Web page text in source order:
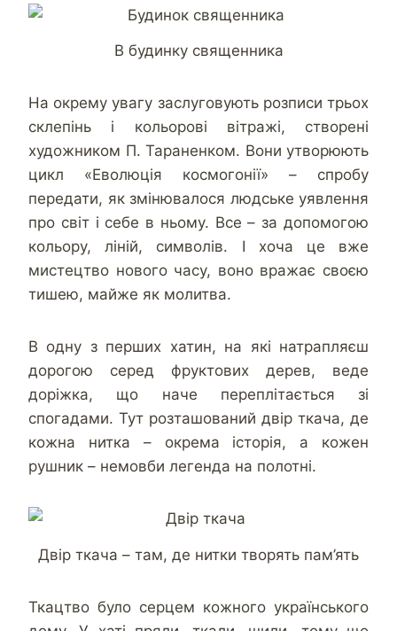
В будинку священника
На окрему увагу заслуговують розписи трьох
склепінь і кольорові вітражі, створені
художником П. Тараненком. Вони утворюють
цикл «Еволюція космогонії» – спробу
передати, як змінювалося людське уявлення
про світ і себе в ньому. Все – за допомогою
кольору, ліній, символів. І хоча це вже
мистецтво нового часу, воно вражає своєю
тишею, майже як молитва.
В одну з перших хатин, на які натрапляєш
дорогою серед фруктових дерев, веде
доріжка, що наче переплітається зі
спогадами. Тут розташований двір ткача, де
кожна нитка – окрема історія, а кожен
рушник – немовби легенда на полотні.
Двір ткача – там, де нитки творять пам’ять
Ткацтво було серцем кожного українського